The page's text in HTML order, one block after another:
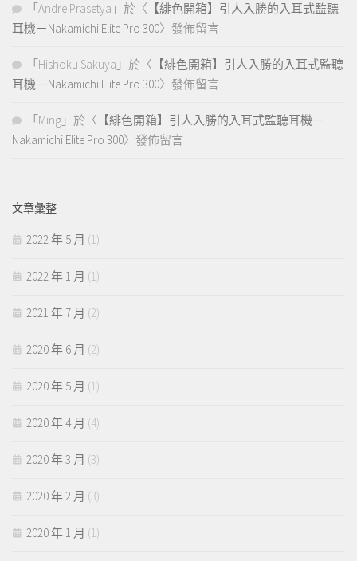
「 Andre Prasetya 」於〈 【緋色開箱】引人入勝的入耳式監聽
耳機－Nakamichi Elite Pro 300〉發佈留言
「 Hishoku Sakuya 」於〈 【緋色開箱】引人入勝的入耳式監聽
耳機－Nakamichi Elite Pro 300〉發佈留言
「 Ming 」於〈 【緋色開箱】引人入勝的入耳式監聽耳機－
Nakamichi Elite Pro 300〉發佈留言
文章彙整
2022 年 5 月 (1)
2022 年 1 月 (1)
2021 年 7 月 (2)
2020 年 6 月 (2)
2020 年 5 月 (1)
2020 年 4 月 (4)
2020 年 3 月 (3)
2020 年 2 月 (3)
2020 年 1 月 (1)